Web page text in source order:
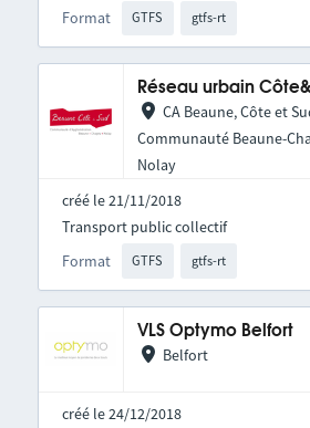
Format GTFS gtfs-rt
Réseau urbain
CA Beaune, Côte et
Communauté Beaune-
Nolay
créé le 21/11/2018
Format GTFS gtfs-rt
Transport public collectif
VLS Optymo Belfort
Belfort
créé le 24/12/2018